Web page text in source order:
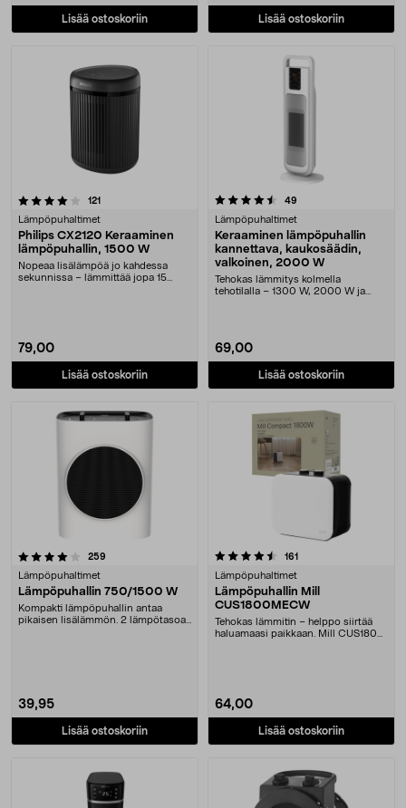
Lisää ostoskoriin Lisää ostoskoriin
121
Lämpöpuhaltimet
Philips CX2120 Keraaminen
lämpöpuhallin, 1500 W
Nopeaa lisälämpöä jo kahdessa
sekunnissa – lämmittää jopa 15
79,00
Lisää ostoskoriin
4.5 viidestä tähdestä 49
Lämpöpuhaltimet
Keraaminen lämpöpuhallin
kannettava, kaukosäädin,
valkoinen, 2000 W
Tehokas lämmitys kolmella
tehotilalla – 1300 W, 2000 W ja
69,00
Lisää ostoskoriin
259
Lämpöpuhaltimet
Lämpöpuhallin 750/1500 W
Kompakti lämpöpuhallin antaa
pikaisen lisälämmön. 2 lämpötasoa
39,95
Lisää ostoskoriin
4.5 viidestä tähdestä 161
Lämpöpuhaltimet
Lämpöpuhallin Mill
CUS1800MECW
Tehokas lämmitin – helppo siirtää
haluamaasi paikkaan. Mill CUS1800
64,00
Lisää ostoskoriin